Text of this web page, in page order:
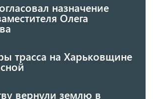
назначение
Олега
трасса на Харьковщине
вернули землю в